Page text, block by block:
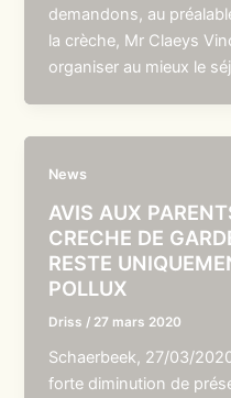
demandons, au
la crèche, Mr Claeys
organiser au mieux le
News
AVIS AUX
CRECHE DE
RESTE
POLLUX
Driss / 27 mars 2020
Schaerbeek, 27/03/
forte diminution de